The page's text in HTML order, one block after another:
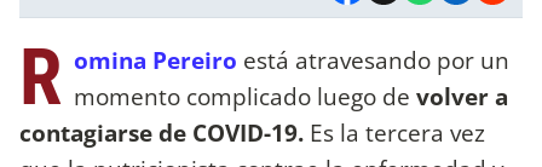
R omina Pereiro está atravesando por un
momento complicado luego de volver a
contagiarse de COVID-19. Es la tercera vez